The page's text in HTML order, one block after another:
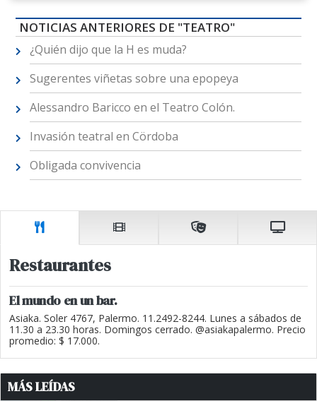
NOTICIAS ANTERIORES DE "TEATRO"
¿Quién dijo que la H es muda?
Sugerentes viñetas sobre una epopeya
Alessandro Baricco en el Teatro Colón.
Invasión teatral en Cördoba
Obligada convivencia
Restaurantes
El mundo en un bar.
Asiaka. Soler 4767, Palermo. 11.2492-8244. Lunes a sábados de
11.30 a 23.30 horas. Domingos cerrado. @asiakapalermo. Precio
promedio: $ 17.000.
MÁS LEÍDAS